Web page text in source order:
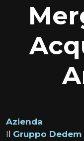
Azienda
Il Gruppo Dedem